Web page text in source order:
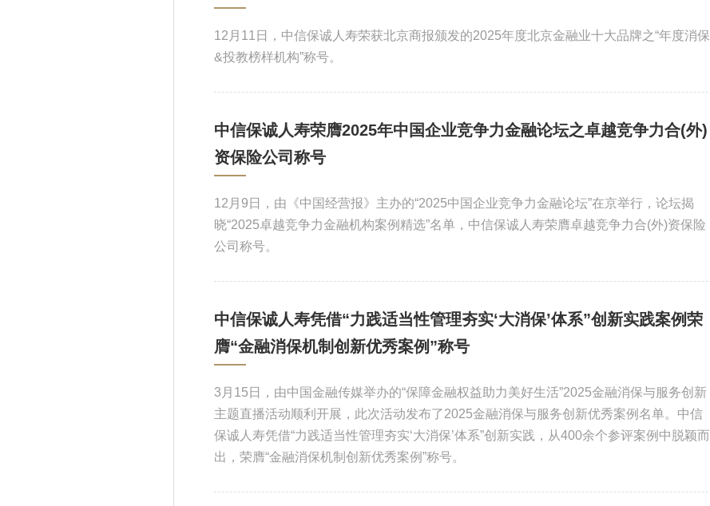
12月11日，中信保诚人寿荣获北京商报颁发的2025年度北京金融业十大品牌之“年度消保
&投教榜样机构”称号。
中信保诚人寿荣膺2025年中国企业竞争力金融论坛之卓越竞争力合(外)
资保险公司称号
12月9日，由《中国经营报》主办的“2025中国企业竞争力金融论坛”在京举行，论坛揭
晓“2025卓越竞争力金融机构案例精选”名单，中信保诚人寿荣膺卓越竞争力合(外)资保险
公司称号。
中信保诚人寿凭借“力践适当性管理夯实‘大消保’体系”创新实践案例荣
膺“金融消保机制创新优秀案例”称号
3月15日，由中国金融传媒举办的“保障金融权益助力美好生活”2025金融消保与服务创新
主题直播活动顺利开展，此次活动发布了2025金融消保与服务创新优秀案例名单。中信
保诚人寿凭借“力践适当性管理夯实‘大消保’体系”创新实践，从400余个参评案例中脱颖而
出，荣膺“金融消保机制创新优秀案例”称号。